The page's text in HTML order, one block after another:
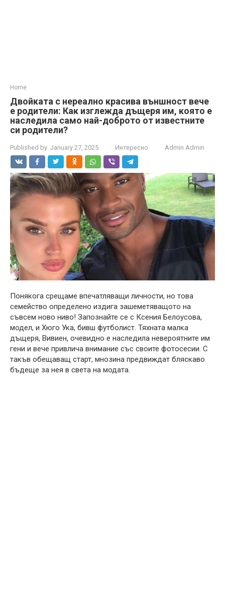
Home
Двойката с нереално красива външност вече
е родители: Как изглежда дъщеря им, която е
наследила само най-доброто от известните
си родители?
Published by: January 27, 2025 Интересно Admin Admin
Понякога срещаме впечатляващи личности, но това
семейство определено издига зашеметяващото на
съвсем ново ниво! Запознайте се с Ксения Белоусова,
модел, и Хюго Ука, бивш футболист. Тяхната малка
дъщеря, Вивиен, очевидно е наследила невероятните им
гени и вече привлича внимание със своите фотосесии. С
такъв обещаващ старт, мнозина предвиждат бляскаво
бъдеще за нея в света на модата.